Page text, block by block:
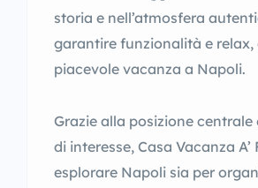
storia e nell’atmosfera
garantire funzionalità e
piacevole vacanza a Napoli.
Grazie alla posizione
di interesse, Casa Vacanza
esplorare Napoli sia per